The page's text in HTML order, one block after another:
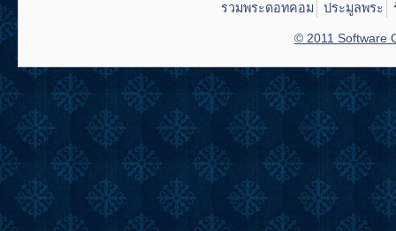
รวมพระดอทคอม ประมูลพระ
© 2011 Software